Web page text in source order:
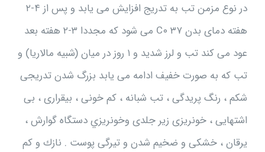
در نوع مزمن تب به تدریج افزایش می یابد و پس از ۴-۲
هفته دمای بدن C۰ ۳۷ می شود که مجددا ۳-۲ هفته بعد
عود می کند تب و لرز شدید و ۱ روز در میان (شبيه مالاریا) و
تب که به صورت خفیف ادامه می یابد بزرگ شدن تدریجی
شکم ، رنگ پریدگی ، تب شبانه ، کم خونی ، بیقراری ، بی
اشتهایی ، خونریزی زیر جلدی وخونريزي دستگاه گوارش ،
یرقان ، خشکی و ضخیم شدن و تیرگی پوست . نازك و کم